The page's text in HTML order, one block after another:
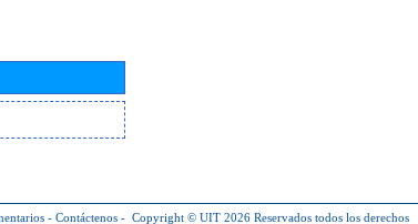
- Contáctenos - Copyright © UIT 2026 Reservados todos los derechos